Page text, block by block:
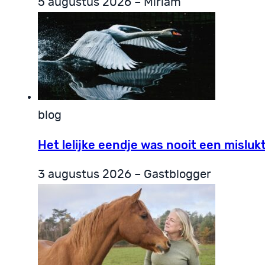
5 augustus 2026 – Miriam
blog
Het lelijke eendje was nooit een
3 augustus 2026 – Gastblogger